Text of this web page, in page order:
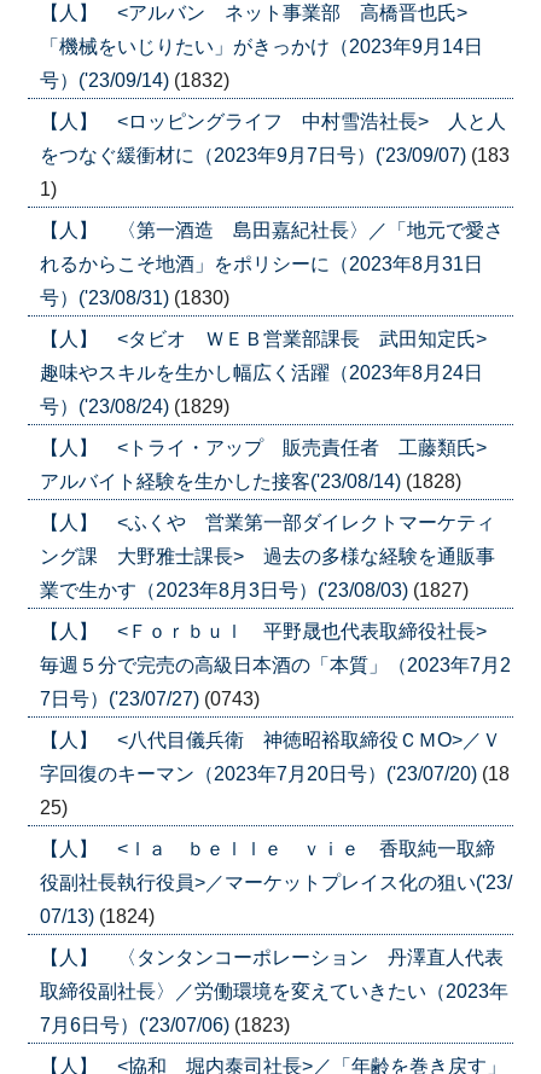
【人】 <アルバン ネット事業部 高橋晋也氏>
「機械をいじりたい」がきっかけ（2023年9月14日
号）('23/09/14) (1832)
【人】 <ロッピングライフ 中村雪浩社長> 人と人
をつなぐ緩衝材に（2023年9月7日号）('23/09/07) (183
1)
【人】 〈第一酒造 島田嘉紀社長〉／「地元で愛さ
れるからこそ地酒」をポリシーに（2023年8月31日
号）('23/08/31) (1830)
【人】 <タビオ ＷＥＢ営業部課長 武田知定氏>
趣味やスキルを生かし幅広く活躍（2023年8月24日
号）('23/08/24) (1829)
【人】 <トライ・アップ 販売責任者 工藤類氏>
アルバイト経験を生かした接客('23/08/14) (1828)
【人】 <ふくや 営業第一部ダイレクトマーケティ
ング課 大野雅士課長> 過去の多様な経験を通販事
業で生かす（2023年8月3日号）('23/08/03) (1827)
【人】 <Ｆｏｒｂｕｌ 平野晟也代表取締役社長>
毎週５分で完売の高級日本酒の「本質」（2023年7月2
7日号）('23/07/27) (0743)
【人】 <八代目儀兵衛 神徳昭裕取締役ＣＭО>／Ｖ
字回復のキーマン（2023年7月20日号）('23/07/20) (18
25)
【人】 <ｌａ ｂｅｌｌｅ ｖｉｅ 香取純一取締
役副社長執行役員>／マーケットプレイス化の狙い('23/
07/13) (1824)
【人】 〈タンタンコーポレーション 丹澤直人代表
取締役副社長〉／労働環境を変えていきたい（2023年
7月6日号）('23/07/06) (1823)
【人】 <協和 堀内泰司社長>／「年齢を巻き戻す」